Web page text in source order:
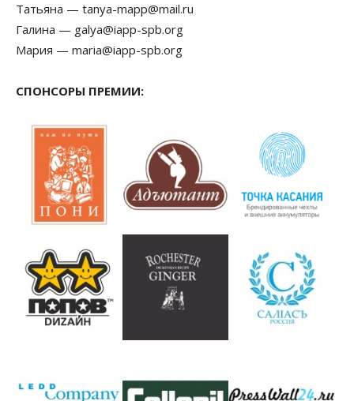
Татьяна — tanya-mapp@mail.ru
Галина — galya@iapp-spb.org
Мария — maria@iapp-spb.org
СПОНСОРЫ ПРЕМИИ: